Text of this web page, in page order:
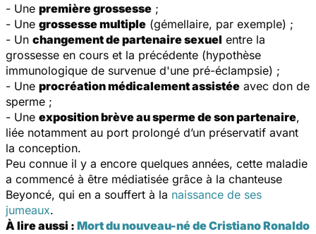
- Une première grossesse ;
- Une grossesse multiple (gémellaire, par exemple) ;
- Un changement de partenaire sexuel entre la
grossesse en cours et la précédente (hypothèse
immunologique de survenue d'une pré-éclampsie) ;
- Une procréation médicalement assistée avec don de
sperme ;
- Une exposition brève au sperme de son partenaire,
liée notamment au port prolongé d’un préservatif avant
la conception.
Peu connue il y a encore quelques années, cette maladie
a commencé à être médiatisée grâce à la chanteuse
Beyoncé, qui en a souffert à la naissance de ses
jumeaux.
À lire aussi : Mort du nouveau-né de Cristiano Ronaldo